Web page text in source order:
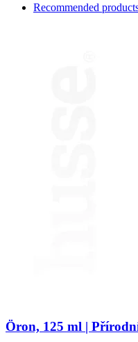
Recommended
Öron, 125 ml |